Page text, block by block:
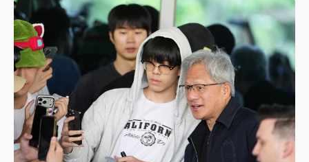
父親節玩樂園！六福村今明2天「爸爸免費」 遠雄海洋
買1送1
白海豚逼近！新北高灘地停車場下午4時強制拖吊 中午
開放水門周邊紅黃線停車
中颱白海豚環流掠北海！今明防劇烈降雨 東部高溫飆
38度
周末精選｜ 慈濟遭詐10億完整始末曝！律師掮客大玩兩
面手法 郭台銘、蔡英文成關鍵